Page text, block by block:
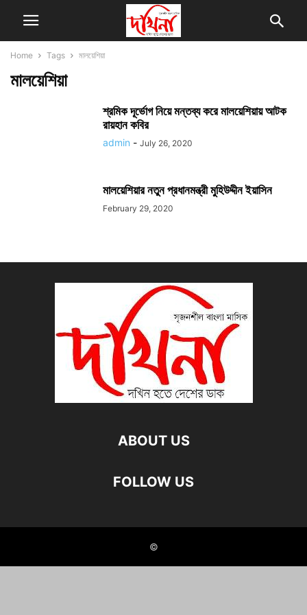
Home Tags মালয়েশিয়া
মালয়েশিয়া
শ্রমিক দূর্ভোগ নিয়ে মন্তব্য করে মালয়েশিয়ায় আটক
রায়হান কবির
admin - July 26, 2020
মালয়েশিয়ার নতুন প্রধানমন্ত্রী মুহিউদ্দীন ইয়াসিন
February 29, 2020
ABOUT US
FOLLOW US
©